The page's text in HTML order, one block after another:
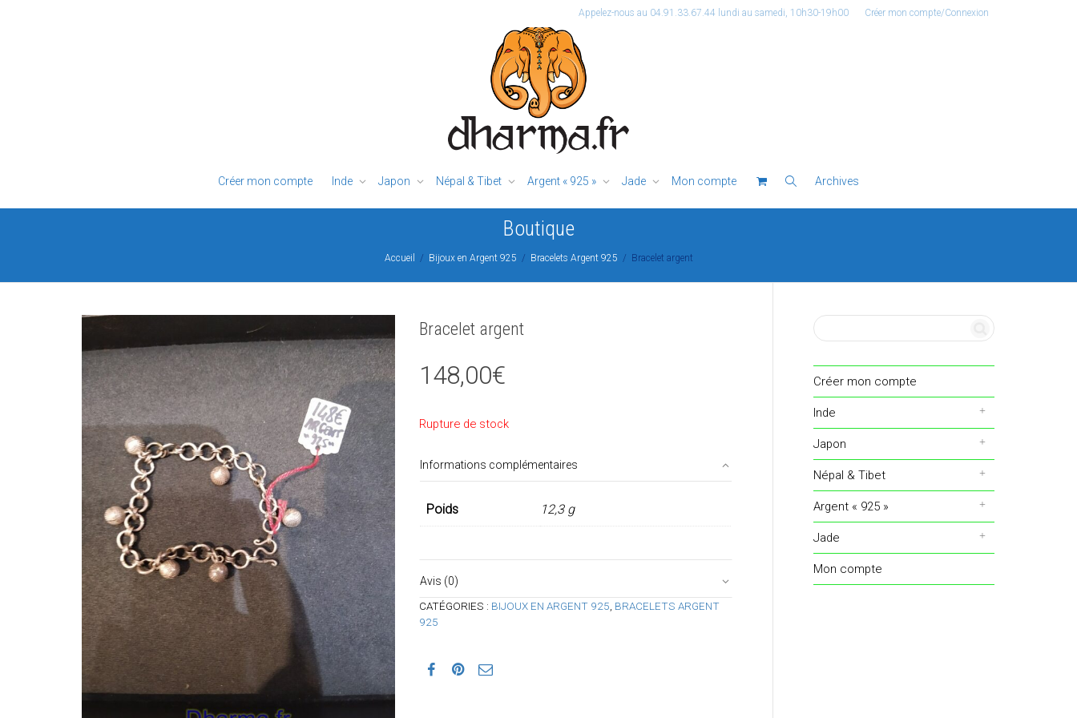
Appelez-nous au 04.91.33.67.44 lundi au samedi, 10h30-19h00 Créer mon compte/Connexion
Créer mon compte Inde Japon Népal & Tibet Argent « 925 » Jade Mon compte Archives
Boutique
Accueil Bijoux en Argent 925 Bracelets Argent 925 Bracelet argent
Bracelet argent
148,00€
Rupture de stock
Informations complémentaires
Poids 12,3 g
Avis (0)
CATÉGORIES : BIJOUX EN ARGENT 925 BRACELETS ARGENT
925
Créer mon compte
Inde
Japon
Népal & Tibet
Argent « 925 »
Jade
Mon compte